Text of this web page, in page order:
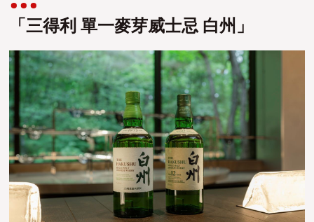
「三得利 單一麥芽威士忌 白州」